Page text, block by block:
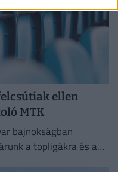
ellen
MTK
bajnokságban
a topligákra és a